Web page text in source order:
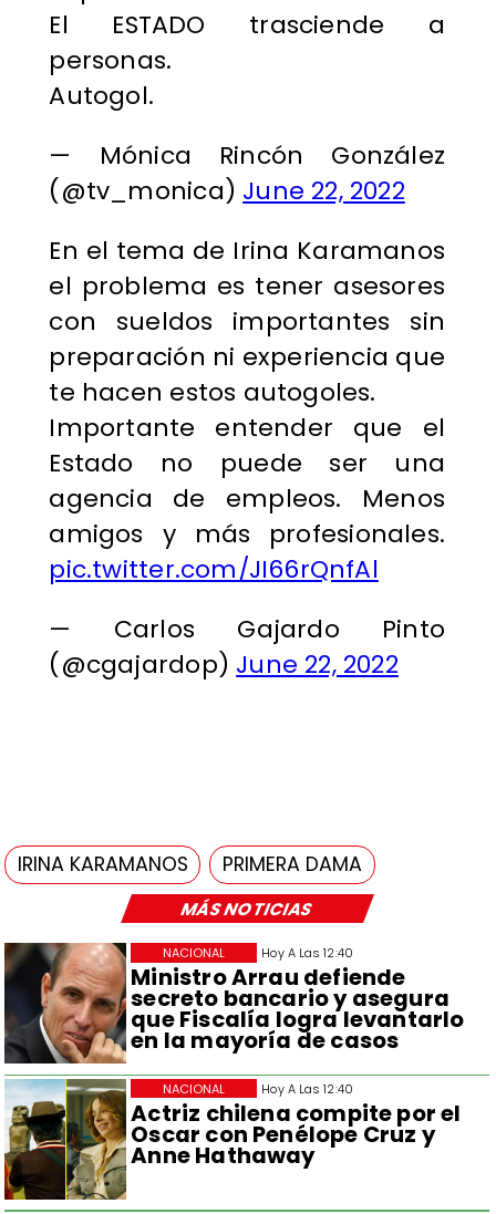
MÁS NOTICIAS
Hoy A Las 12:40
Ministro Arrau defiende
secreto bancario y asegura
que Fiscalía logra levantarlo
en la mayoría de casos
NACIONAL
Hoy A Las 12:40
Actriz chilena compite por el
Oscar con Penélope Cruz y
Anne Hathaway
NACIONAL
El ESTADO trasciende a
personas.
Autogol.
— Mónica Rincón González
(@tv_monica) June 22, 2022
En el tema de Irina Karamanos
el problema es tener asesores
con sueldos importantes sin
preparación ni experiencia que
te hacen estos autogoles.
Importante entender que el
Estado no puede ser una
agencia de empleos. Menos
amigos y más profesionales.
pic.twitter.com/JI66rQnfAl
— Carlos Gajardo Pinto
(@cgajardop) June 22, 2022
IRINA KARAMANOS PRIMERA DAMA